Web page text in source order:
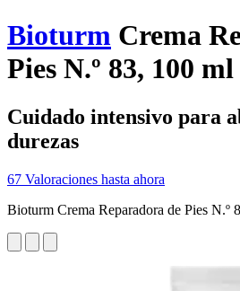
Bioturm Crema
Pies N.º 83, 100 ml
Cuidado intensivo para
durezas
67 Valoraciones hasta ahora
Bioturm Crema Reparadora de Pies N.º